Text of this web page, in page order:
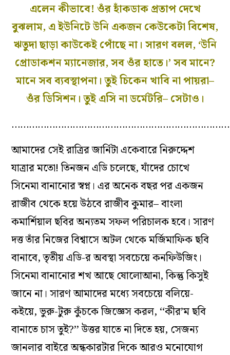
এলেন কীভাবে! ওঁর হাঁকডাক প্রতাপ দেখে
বুঝলাম, এ ইউনিটে উনি একজন কেউকেটা বিশেষ,
ঋতুদা ছাড়া কাউকেই পোঁছে না। সারণ বলল, ‘উনি
প্রোডাকশন ম‌্যানেজার, সব ওঁর হাতে।’ সব মানে?
মানে সব ব‌্যবস্থাপনা। তুই চিকেন খাবি না পায়রা–
ওঁর ডিসিশন। তুই এসি না ডর্মেটরি– সেটাও।
আমাদের সেই রাত্রির জার্নিটা একেবারে নিরুদ্দেশ
যাত্রার মতো! তিনজন এডি চলেছে, যাঁদের চোখে
সিনেমা বানানোর স্বপ্ন। এর অনেক বছর পর একজন
রাজীব থেকে হয়ে উঠবে রাজীব কুমার– বাংলা
কমার্শিয়াল ছবির অন‌্যতম সফল পরিচালক হবে। সারণ
দত্ত তাঁর নিজের বিশ্বাসে অটল থেকে মর্জিমাফিক ছবি
বানাবে, তৃতীয় এডি-র অবস্থা সবচেয়ে কনফিউজিং।
সিনেমা বানানোর শখ আছে ষোলোআনা, কিন্তু কিসুই
জানে না। সারণ আমাদের মধ‌্যে সবচেয়ে বলিয়ে-
কইয়ে, ভুরু-টুরু কুঁচকে জিজ্ঞেস করল, ‘‘কীর’ম ছবি
বানাতে চাস তুই?’’ উত্তর যাতে না দিতে হয়, সেজন‌্য
জানলার বাইরে অন্ধকারটার দিকে আরও মনোযোগ